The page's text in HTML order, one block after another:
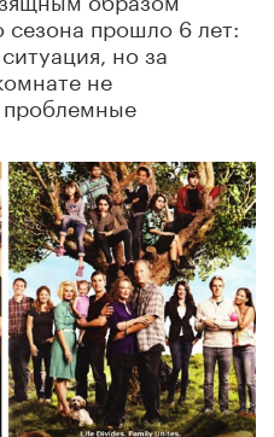
сезона прошло 6 лет:
но за
не